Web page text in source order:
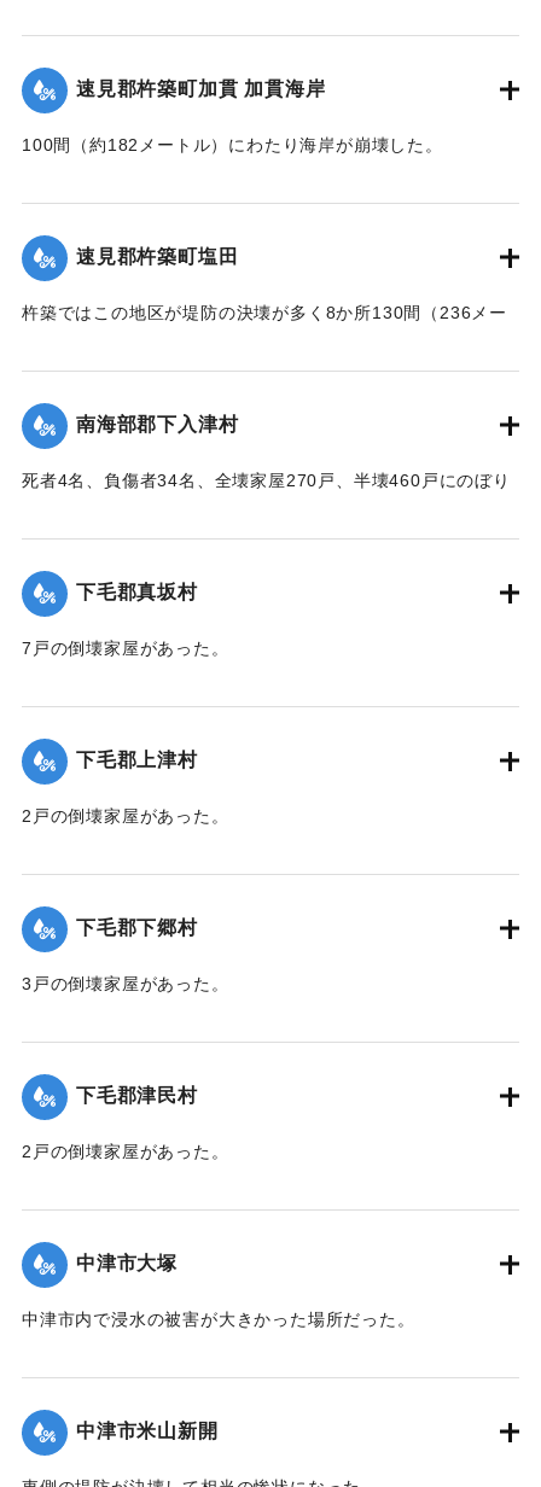
｜固有コード: 00483051
速見郡杵築町加貫 加貫海岸
100間（約182メートル）にわたり海岸が崩壊した。
｜固有コード:
速見郡杵築町塩田
杵築ではこの地区が堤防の決壊が多く8か所130間（236メー
｜固有コード: 00483053
南海部郡下入津村
死者4名、負傷者34名、全壊家屋270戸、半壊460戸にのぼり
｜固有コード: 00483054
下毛郡真坂村
7戸の倒壊家屋があった。
｜固有コード:
下毛郡上津村
2戸の倒壊家屋があった。
｜固有コード:
下毛郡下郷村
3戸の倒壊家屋があった。
｜固有コード:
下毛郡津民村
2戸の倒壊家屋があった。
｜固有コード:
中津市大塚
中津市内で浸水の被害が大きかった場所だった。
｜固有コード:
中津市米山新開